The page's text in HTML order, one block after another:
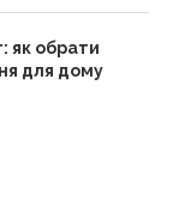
як обрати
для дому